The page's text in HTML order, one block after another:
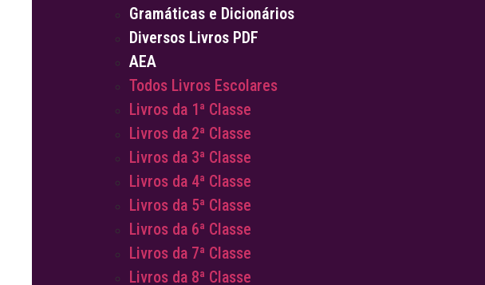
Gramáticas e Dicionários
Diversos Livros PDF
AEA
Todos Livros Escolares
Livros da 1ª Classe
Livros da 2ª Classe
Livros da 3ª Classe
Livros da 4ª Classe
Livros da 5ª Classe
Livros da 6ª Classe
Livros da 7ª Classe
Livros da 8ª Classe